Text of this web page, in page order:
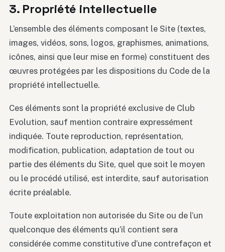
3. Propriété intellectuelle
L’ensemble des éléments composant le Site (textes,
images, vidéos, sons, logos, graphismes, animations,
icônes, ainsi que leur mise en forme) constituent des
œuvres protégées par les dispositions du Code de la
propriété intellectuelle.
Ces éléments sont la propriété exclusive de Club
Evolution, sauf mention contraire expressément
indiquée. Toute reproduction, représentation,
modification, publication, adaptation de tout ou
partie des éléments du Site, quel que soit le moyen
ou le procédé utilisé, est interdite, sauf autorisation
écrite préalable.
Toute exploitation non autorisée du Site ou de l’un
quelconque des éléments qu’il contient sera
considérée comme constitutive d’une contrefaçon et